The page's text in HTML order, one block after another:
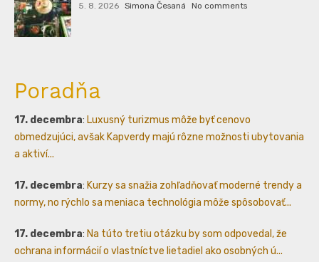
5. 8. 2026 Simona Česaná No comments
Poradňa
17. decembra: Luxusný turizmus môže byť cenovo
obmedzujúci, avšak Kapverdy majú rôzne možnosti ubytovania
a aktiví...
17. decembra: Kurzy sa snažia zohľadňovať moderné trendy a
normy, no rýchlo sa meniaca technológia môže spôsobovať...
17. decembra: Na túto tretiu otázku by som odpovedal, že
ochrana informácií o vlastníctve lietadiel ako osobných ú...